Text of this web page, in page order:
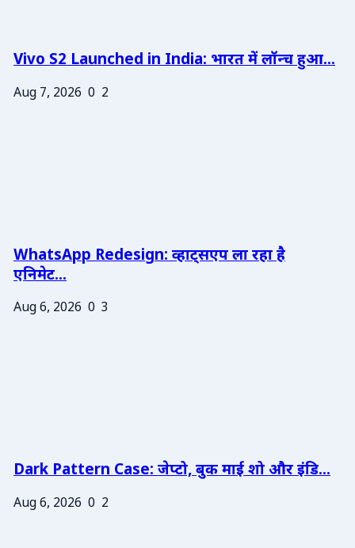
Vivo S2 Launched in India: भारत में लॉन्च हुआ...
Aug 7, 2026 0 2
WhatsApp Redesign: व्हाट्सएप ला रहा है
एनिमेट...
Aug 6, 2026 0 3
Dark Pattern Case: जेप्टो, बुक माई शो और इंडि...
Aug 6, 2026 0 2